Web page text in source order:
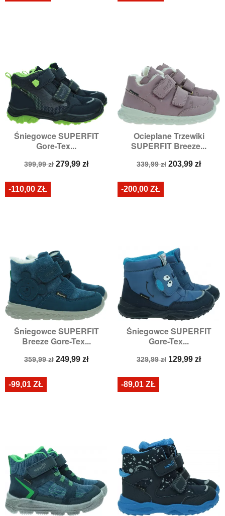
Śniegowce SUPERFIT
Gore-Tex...
Cena
399,99 zł Cena
279,99 zł
Ocieplane Trzewiki
SUPERFIT Breeze...
Cena
339,99 zł Cena
203,99 zł
Śniegowce SUPERFIT
Breeze Gore-Tex...
Cena
359,99 zł Cena
249,99 zł
-110,00 ZŁ
Śniegowce SUPERFIT
Gore-Tex...
Cena
329,99 zł Cena
129,99 zł
-200,00 ZŁ
-99,01 ZŁ -89,01 ZŁ